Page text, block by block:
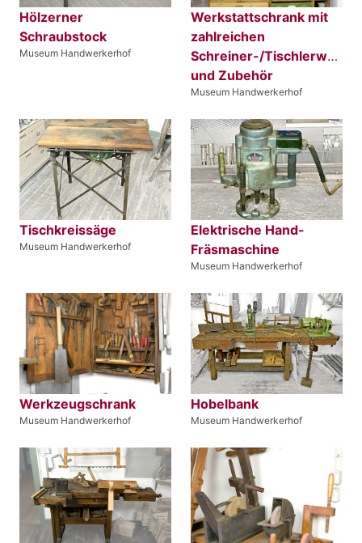
Hölzerner
Schraubstock
Museum Handwerkerhof
Werkstattschrank mit
zahlreichen
Schreiner-/
und Zubehör
Museum Handwerkerhof
Tischkreissäge
Museum Handwerkerhof
Elektrische Hand-
Fräsmaschine
Museum Handwerkerhof
Werkzeugschrank
Museum Handwerkerhof
Hobelbank
Museum Handwerkerhof